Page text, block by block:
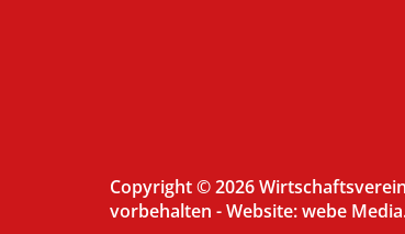
Copyright © 2026
vorbehalten -Website: webe